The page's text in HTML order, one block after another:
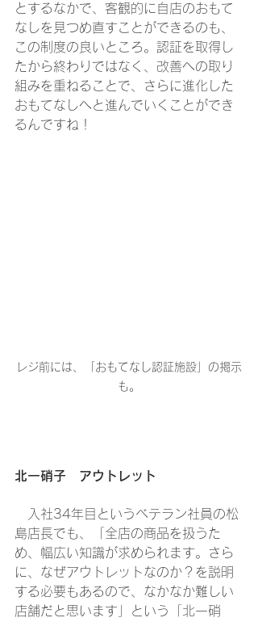
とするなかで、客観的に自店のおもて
なしを見つめ直すことができるのも、
この制度の良いところ。認証を取得し
たから終わりではなく、改善への取り
組みを重ねることで、さらに進化した
おもてなしへと進んでいくことができ
るんですね！
レジ前には、「おもてなし認証施設」の掲示
も。
北一硝子　アウトレット
入社34年目というベテラン社員の松
島店長でも、「全店の商品を扱うた
め、幅広い知識が求められます。さら
に、なぜアウトレットなのか？を説明
する必要もあるので、なかなか難しい
店舗だと思います」という「北一硝